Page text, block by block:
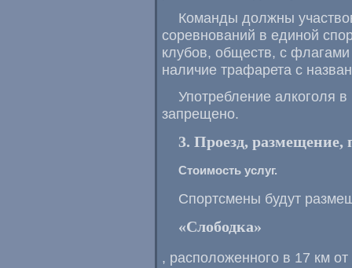
Команды должны
соревнований в единой
клубов, обществ, с
наличие трафарета с
Употребление алкоголя
запрещено.
3. Проезд,
Стоимость услуг.
Спортсмены будут
«Слободка»
, расположенного в 17 км